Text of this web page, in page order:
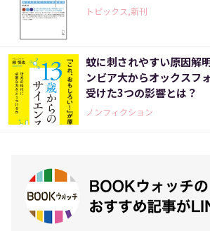
トピックス,新刊
蚊に刺されやすい原因解
ンビア大からオックスフ
受けた3つの影響とは？
ノンフィクション